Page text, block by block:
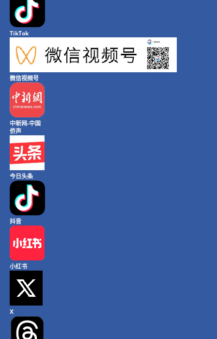
TikTok
微信视频号
中新网-中国
侨声
今日头条
抖音
小红书
X